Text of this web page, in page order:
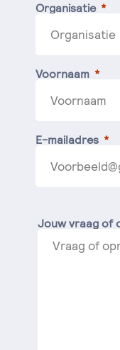
Organisatie
Voornaam
E-mailadres
Jouw vraag of